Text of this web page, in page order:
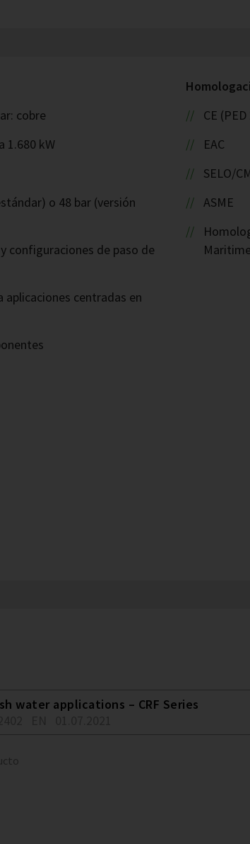
cobre
1.680 kW
o 48 bar (versión
configuraciones de paso de
centradas en
CE
EAC
SELO/
ASME
water applications – CRF Series